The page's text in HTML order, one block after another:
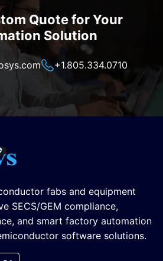
Quote for Your
Solution
+1.805.334.0710
fabs and equipment
SECS/GEM compliance,
and smart factory automation
software solutions.